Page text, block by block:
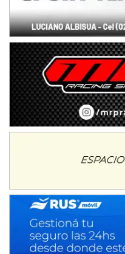
KDO - F6
Ciudad de Trenque Lauquen
Trenque Lauquen (Buenos Aires)
ENTRERRIANO - F6
Parque de la Velocidad (Asfalto)
Villaguay (Entre Ríos)
VICTORIENSE - F7
El Cerro (Tierra)
Victoria (Entre Ríos)
Moto Club Reginense (Tierra)
CSK - F7
Juventud Unida (Tierra)
Humboldt (Santa Fe)
NORESTE SANTAFESINO - F6